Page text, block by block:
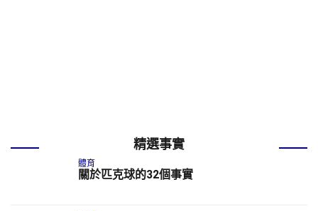
精選事實
體育
關於匹克球的32個事實